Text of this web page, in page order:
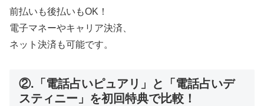
前払いも後払いもOK！
電子マネーやキャリア決済、
ネット決済も可能です。
②.「電話占いピュアリ」と「電話占いデ
スティニー」を初回特典で比較！